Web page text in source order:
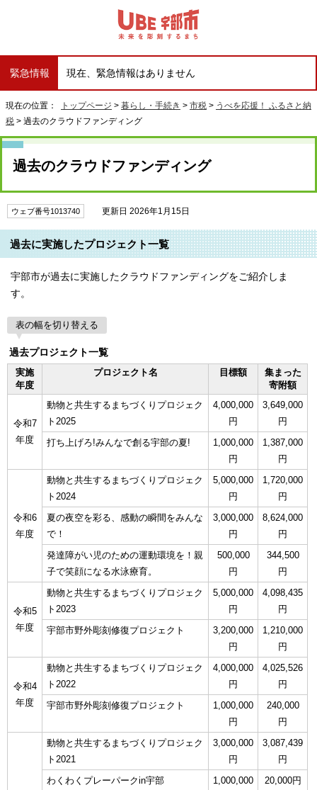
緊急情報 現在、緊急情報はありません
現在の位置： トップページ > 暮らし・手続き > 市税 > うべを応援！ ふるさと納
税 > 過去のクラウドファンディング
過去のクラウドファンディング
ウェブ番号1013740 更新日 2026年1月15日
過去に実施したプロジェクト一覧
宇部市が過去に実施したクラウドファンディングをご紹介しま
す。
表の幅を切り替える
過去プロジェクト一覧
実施
年度
プロジェクト名 目標額
集まった
寄附額
令和7
年度
動物と共生するまちづくりプロジェク
ト2025
4,000,000
円
3,649,000
円
打ち上げろ!みんなで創る宇部の夏!
1,000,000
円
1,387,000
円
令和6
年度
動物と共生するまちづくりプロジェク
ト2024
5,000,000
円
1,720,000
円
夏の夜空を彩る、感動の瞬間をみんな
で！
3,000,000
円
8,624,000
円
発達障がい児のための運動環境を！親
子で笑顔になる水泳療育。
500,000
円
344,500
円
令和5
年度
動物と共生するまちづくりプロジェク
ト2023
5,000,000
円
4,098,435
円
宇部市野外彫刻修復プロジェクト
3,200,000
円
1,210,000
円
令和4
年度
動物と共生するまちづくりプロジェク
ト2022
4,000,000
円
4,025,526
円
宇部市野外彫刻修復プロジェクト
1,000,000
円
240,000
円
動物と共生するまちづくりプロジェク
ト2021
3,000,000
円
3,087,439
円
わくわくプレーパークin宇部
1,000,000
20,000円